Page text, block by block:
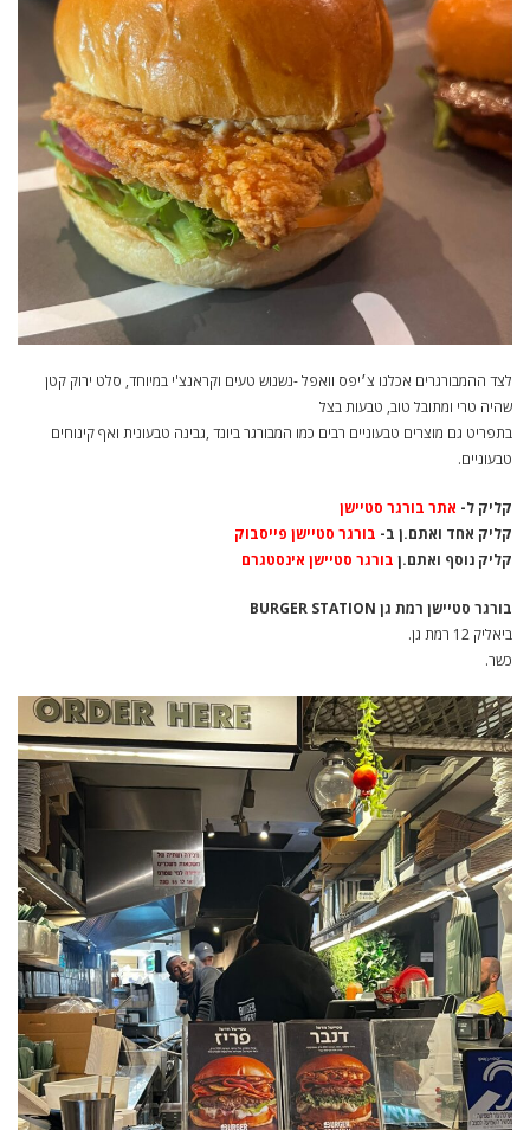
לצד ההמבורגרים אכלנו צ׳יפס וואפל -נשנוש טעים וקראנצ'י במיוחד, סלט ירוק קטן
שהיה טרי ומתובל טוב, טבעות בצל
בתפריט גם מוצרים טבעוניים רבים כמו המבורגר ביונד ,גבינה טבעונית ואף קינוחים
טבעוניים.
קליק ל- אתר בורגר סטיישן
קליק אחד ואתם.ן ב- בורגר סטיישן פייסבוק
קליק נוסף ואתם.ן בורגר סטיישן אינסטגרם
בורגר סטיישן רמת גן BURGER STATION
ביאליק 12 רמת גן.
כשר.